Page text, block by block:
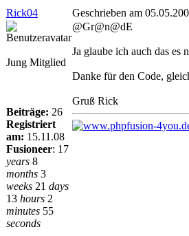
Rick04 Geschrieben am
Jung Mitglied
Beiträge: 26
Registriert
am: 15.11.08
Fusioneer: 17
years 8
months 3
weeks 21 days
13 hours 2
minutes 55
seconds
@Gr@n@dE
Ja glaube ich auch das
Danke für den Code,
Gruß Rick